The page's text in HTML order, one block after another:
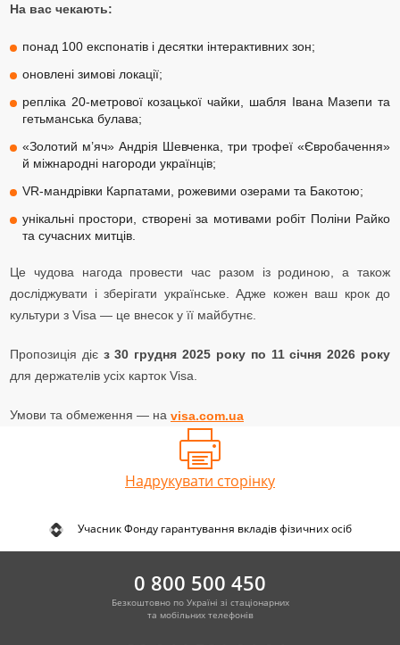
На вас чекають:
понад 100 експонатів і десятки інтерактивних зон;
оновлені зимові локації;
репліка 20-метрової козацької чайки, шабля Івана Мазепи та
гетьманська булава;
«Золотий м’яч» Андрія Шевченка, три трофеї «Євробачення»
й міжнародні нагороди українців;
VR-мандрівки Карпатами, рожевими озерами та Бакотою;
унікальні простори, створені за мотивами робіт Поліни Райко
та сучасних митців.
Це чудова нагода провести час разом із родиною, а також
досліджувати і зберігати українське. Адже кожен ваш крок до
культури з Visa — це внесок у її майбутнє.
Пропозиція діє з 30 грудня 2025 року по 11 січня 2026 року
для держателів усіх карток Visa.
Умови та обмеження — на visa.com.ua
Надрукувати сторінку
Учасник Фонду гарантування вкладів фізичних осіб
0 800 500 450
Безкоштовно по Україні зі стаціонарних
та мобільних телефонів